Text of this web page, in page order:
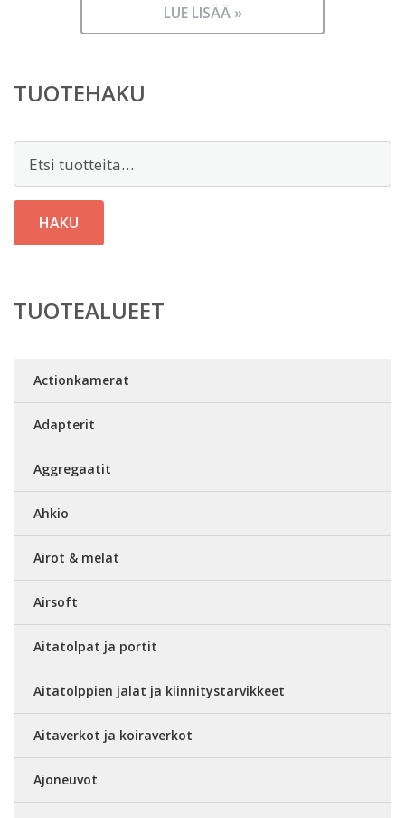
LUE LISÄÄ »
TUOTEHAKU
HAKU
TUOTEALUEET
Actionkamerat
Adapterit
Aggregaatit
Ahkio
Airot & melat
Airsoft
Aitatolpat ja portit
Aitatolppien jalat ja kiinnitystarvikkeet
Aitaverkot ja koiraverkot
Ajoneuvot